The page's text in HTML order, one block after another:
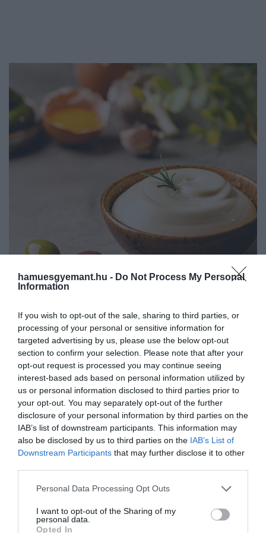
hamuesgyemant.hu - Do Not Process My Personal
Information
If you wish to opt-out of the sale, sharing to third parties, or
processing of your personal or sensitive information for
targeted advertising by us, please use the below opt-out
section to confirm your selection. Please note that after your
opt-out request is processed you may continue seeing
interest-based ads based on personal information utilized by
us or personal information disclosed to third parties prior to
your opt-out. You may separately opt-out of the further
disclosure of your personal information by third parties on the
IAB’s list of downstream participants. This information may
also be disclosed by us to third parties on the IAB’s List of
Downstream Participants that may further disclose it to other
Please note that this website/app uses one or more Google
not limited to your visit or usage behaviour. You may click to
grant or deny consent to Google and its third-party tags to
Personal Data Processing Opt Outs
I want to opt-out of the Sharing of my
personal data.
Opted In
A majonézt ma legtöbben
késztermékként ismerjük, pedig
eredetileg frissen kevert, kifinomult
francia mártás volt. Egy 1828-as recept
alapján a 19. századi változat
tárkonyecettel, olívaolajjal és
tojássárgájával készült, ezért jóval…
2026. MÁJUS 13. ● OLÁH-BEBESI BORBÁLA
finomabb lehetett, mint a…
OLÁH-BEBESI BORBÁLA